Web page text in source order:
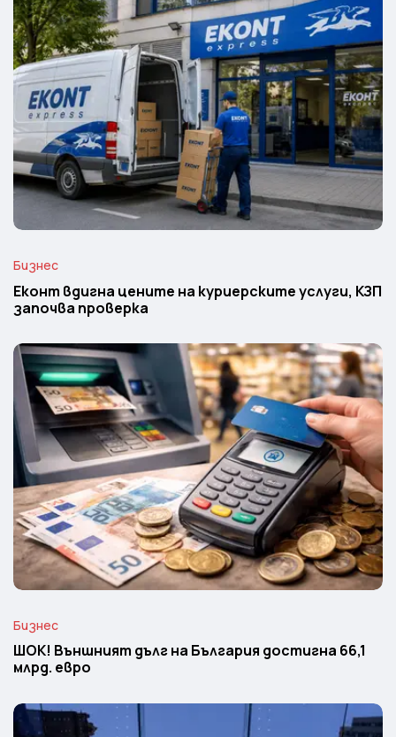
Бизнес
Еконт вдигна цените на куриерските услуги, КЗП
започва проверка
Бизнес
ШОК! Външният дълг на България достигна 66,1
млрд. евро